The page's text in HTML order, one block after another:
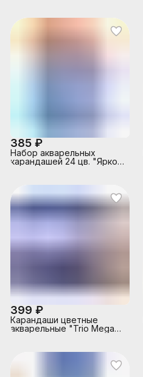
385 ₽
Набор акварельных
карандашей 24 цв. "Ярко"
399 ₽
Карандаши цветные
акварельные "Trio Mega
шестигранные, с
кисточкой, в картонной
коробке